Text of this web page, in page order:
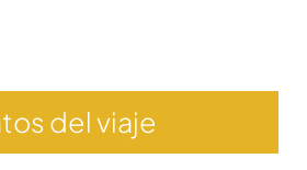
del viaje